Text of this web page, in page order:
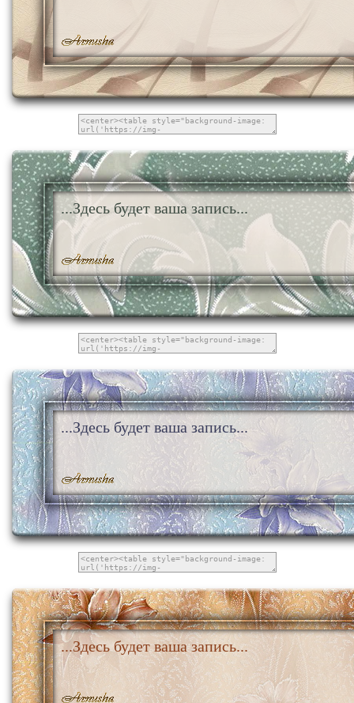
...Здесь будет ваша запись...
...Здесь будет ваша запись...
...Здесь будет ваша запись...